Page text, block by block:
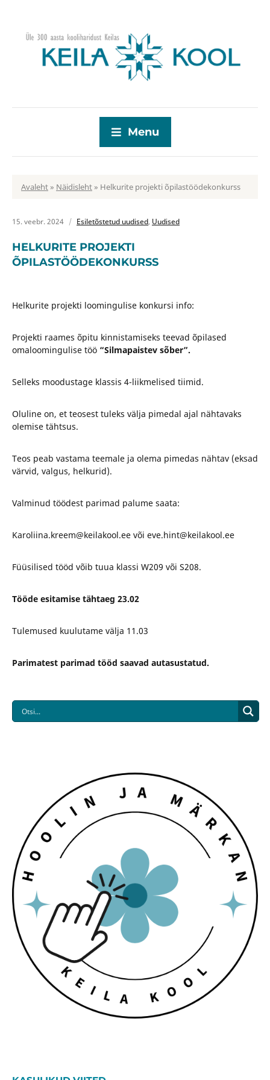
Menu
Avaleht» Näidisleht» Helkurite projekti õpilastöödekonkurss
15. veebr. 2024 Esiletõstetud uudised, Uudised
HELKURITE PROJEKTI
ÕPILASTÖÖDEKONKURSS
Helkurite projekti loomingulise konkursi info:
Projekti raames õpitu kinnistamiseks teevad õpilased
omaloomingulise töö “Silmapaistev sõber”.
Selleks moodustage klassis 4-liikmelised tiimid.
Oluline on, et teosest tuleks välja pimedal ajal nähtavaks
olemise tähtsus.
Teos peab vastama teemale ja olema pimedas nähtav (eksad
värvid, valgus, helkurid).
Valminud töödest parimad palume saata:
Karoliina.kreem@keilakool.ee või eve.hint@keilakool.ee
Füüsilised tööd võib tuua klassi W209 või S208.
Tööde esitamise tähtaeg 23.02
Tulemused kuulutame välja 11.03
Parimatest parimad tööd saavad autasustatud.